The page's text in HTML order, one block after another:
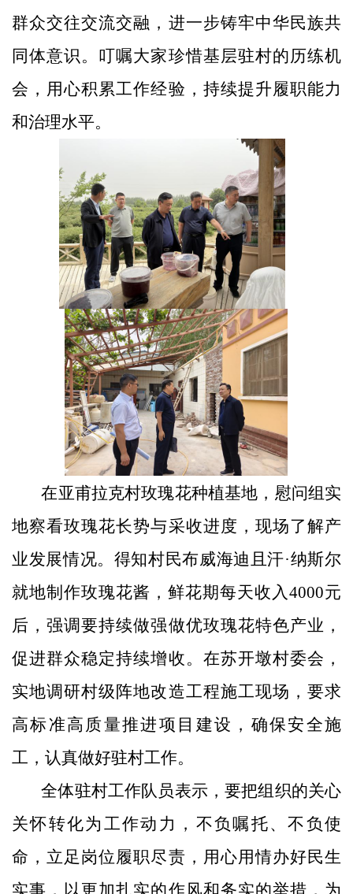
群众交往交流交融，进一步铸牢中华民族共
同体意识 。 叮嘱大家珍惜基层驻村的历练机
会，用心积累工作经验，持续提升履职能力
和治理水平。
在亚甫拉克村玫瑰花种植基地， 慰问组实
地察看玫瑰花长势与采收进度，现场了解产
业发展情况。得知村民布威海迪且汗·纳斯尔
就地制作玫瑰花酱， 鲜花期每天收入 4000元
后，强调要持续做强做优玫瑰花特色产业，
促进群众稳定持续增收。 在苏开墩村委会，
实地调研村级阵地改造工程施工现场，要求
高标准高质量推进项目建设， 确保安全施
工 ， 认真做好驻村工作。
全体驻村工作队员表示，要把组织的关心
关怀转化为工作动力，不负嘱托、不负使
命，立足岗位履职尽责，用心用情办好民生
实事，以更加扎实的作风和务实的举措，为